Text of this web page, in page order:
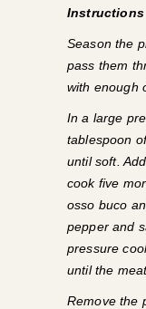
Instructions
Season the
pass them
with enough
In a large
tablespoon
until soft.
cook five
osso buco
pepper and
pressure
until the
Remove the